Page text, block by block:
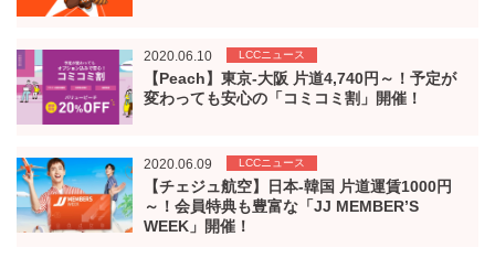
2020.06.10
【Peach】東京-大阪 片道4,740円～！予定が
変わっても安心の「コミコミ割」開催！
LCCニュース
2020.06.09
【チェジュ航空】日本-韓国 片道運賃1000円
～！会員特典も豊富な「JJ MEMBER’S
WEEK」開催！
LCCニュース